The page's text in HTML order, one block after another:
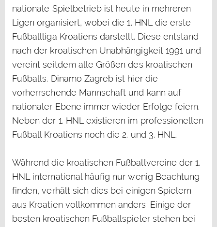
nationale Spielbetrieb ist heute in mehreren
Ligen organisiert, wobei die 1. HNL die erste
Fußballliga Kroatiens darstellt. Diese entstand
nach der kroatischen Unabhängigkeit 1991 und
vereint seitdem alle Größen des kroatischen
Fußballs. Dinamo Zagreb ist hier die
vorherrschende Mannschaft und kann auf
nationaler Ebene immer wieder Erfolge feiern.
Neben der 1. HNL existieren im professionellen
Fußball Kroatiens noch die 2. und 3. HNL.
Während die kroatischen Fußballvereine der 1.
HNL international häufig nur wenig Beachtung
finden, verhält sich dies bei einigen Spielern
aus Kroatien vollkommen anders. Einige der
besten kroatischen Fußballspieler stehen bei